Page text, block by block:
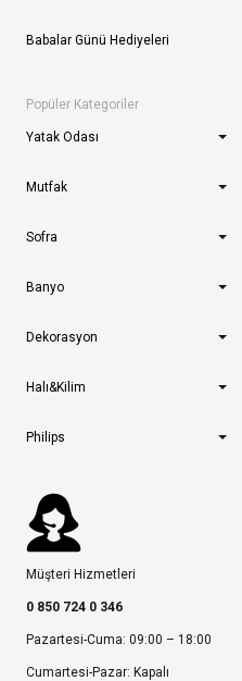
Babalar Günü Hediyeleri
Popüler Kategoriler
Yatak Odası
Mutfak
Sofra
Banyo
Dekorasyon
Halı&Kilim
Philips
Müşteri Hizmetleri
0 850 724 0 346
Pazartesi-Cuma: 09:00 – 18:00
Cumartesi-Pazar: Kapalı